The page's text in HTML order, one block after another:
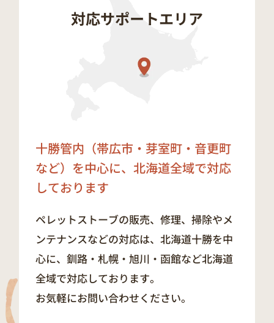
対応サポートエリア
十勝管内（帯広市・芽室町・音更町
など）を中心に、北海道全域で対応
しております
ペレットストーブの販売、修理、掃除やメ
ンテナンスなどの対応は、北海道十勝を中
心に、釧路・札幌・旭川・函館など北海道
全域で対応しております。
お気軽にお問い合わせください。